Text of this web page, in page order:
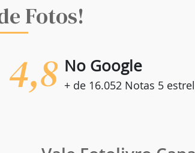
Fotos!
4,8 No Google
+ de 16.052 Notas 5